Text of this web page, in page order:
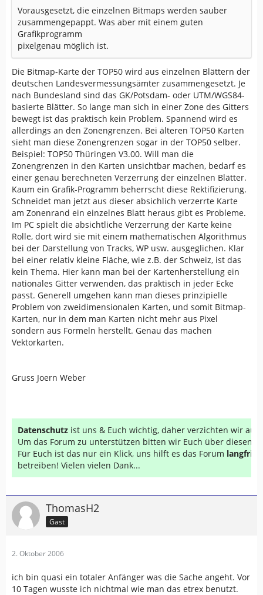
Vorausgesetzt, die einzelnen Bitmaps werden sauber
zusammengepappt. Was aber mit einem guten
Grafikprogramm
pixelgenau möglich ist.
Die Bitmap-Karte der TOP50 wird aus einzelnen Blättern der
deutschen Landesvermessungsämter zusammengesetzt. Je
nach Bundesland sind das GK/Potsdam- oder UTM/WGS84-
basierte Blätter. So lange man sich in einer Zone des Gitters
bewegt ist das praktisch kein Problem. Spannend wird es
allerdings an den Zonengrenzen. Bei älteren TOP50 Karten
sieht man diese Zonengrenzen sogar in der TOP50 selber.
Beispiel: TOP50 Thüringen V3.00. Will man die
Zonengrenzen in den Karten unsichtbar machen, bedarf es
einer genau berechneten Verzerrung der einzelnen Blätter.
Kaum ein Grafik-Programm beherrscht diese Rektifizierung.
Schneidet man jetzt aus dieser absichlich verzerrte Karte
am Zonenrand ein einzelnes Blatt heraus gibt es Probleme.
Im PC spielt die absichtliche Verzerrung der Karte keine
Rolle, dort wird sie mit einem mathematischen Algorithmus
bei der Darstellung von Tracks, WP usw. ausgeglichen. Klar
bei einer relativ kleine Fläche, wie z.B. der Schweiz, ist das
kein Thema. Hier kann man bei der Kartenherstellung ein
nationales Gitter verwenden, das praktisch in jeder Ecke
passt. Generell umgehen kann man dieses prinzipielle
Problem von zweidimensionalen Karten, und somit Bitmap-
Karten, nur in dem man Karten nicht mehr aus Pixel
sondern aus Formeln herstellt. Genau das machen
Vektorkarten.
Gruss Joern Weber
Datenschutz ist uns & Euch wichtig, daher verzichten wir auf
Um das Forum zu unterstützen bitten wir Euch über diesen
Für Euch ist das nur ein Klick, uns hilft es das Forum
betreiben! Vielen vielen Dank...
ThomasH2
Gast
2. Oktober 2006
ich bin quasi ein totaler Anfänger was die Sache angeht. Vor
10 Tagen wusste ich nichtmal wie man das etrex benutzt.